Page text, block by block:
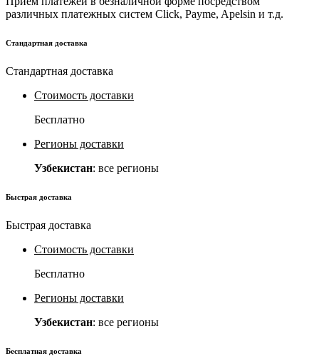
различных платежных систем Click, Payme, Apelsin и т.д.
Стандартная доставка
Стандартная доставка
Стоимость доставки
Бесплатно
Регионы доставки
Узбекистан: все регионы
Быстрая доставка
Быстрая доставка
Стоимость доставки
Бесплатно
Регионы доставки
Узбекистан: все регионы
Бесплатная доставка